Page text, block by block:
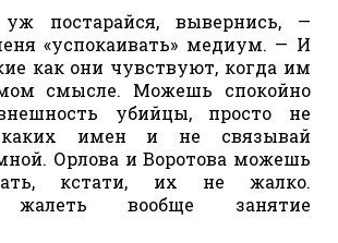
постарайся, вывернись, —
«успокаивать» медиум. — И
как они чувствуют, когда им
смысле. Можешь спокойно
убийцы, просто не
имен и не связывай
Орлова и Воротова можешь
кстати, их не жалко.
жалеть вообще занятие